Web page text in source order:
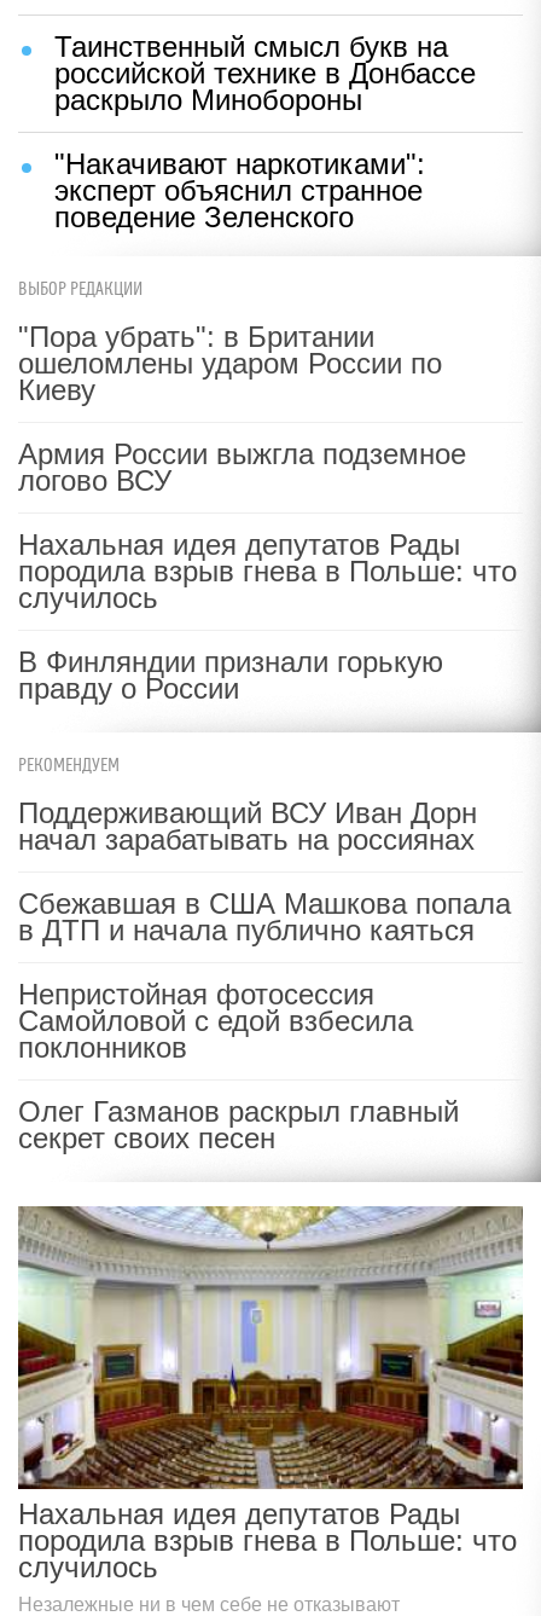
Таинственный смысл букв на
российской технике в Донбассе
раскрыло Минобороны
"Накачивают наркотиками":
эксперт объяснил странное
поведение Зеленского
ВЫБОР РЕДАКЦИИ
"Пора убрать": в Британии
ошеломлены ударом России по
Киеву
Армия России выжгла подземное
логово ВСУ
Нахальная идея депутатов Рады
породила взрыв гнева в Польше: что
случилось
В Финляндии признали горькую
правду о России
РЕКОМЕНДУЕМ
Поддерживающий ВСУ Иван Дорн
начал зарабатывать на россиянах
Сбежавшая в США Машкова попала
в ДТП и начала публично каяться
Непристойная фотосессия
Самойловой с едой взбесила
поклонников
Олег Газманов раскрыл главный
секрет своих песен
Нахальная идея депутатов Рады
породила взрыв гнева в Польше: что
случилось
Незалежные ни в чем себе не отказывают